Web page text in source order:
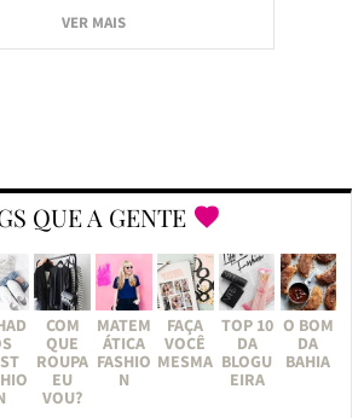
VER MAIS
QUE A GENTE
COM
QUE
ROUPA
EU
VOU?
MATEM
ÁTICA
FASHIO
N
FAÇA
VOCÊ
MESMA
TOP 10
DA
BLOGU
EIRA
O BOM
DA
BAHIA